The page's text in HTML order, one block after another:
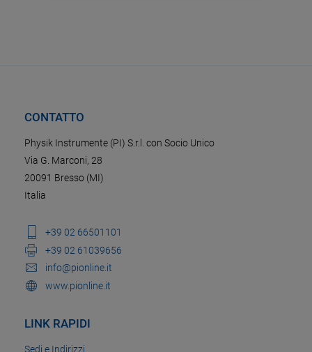
CONTATTO
Physik Instrumente (PI) S.r.l. con Socio Unico
Via G. Marconi, 28
20091 Bresso (MI)
Italia
+39 02 66501101
+39 02 61039656
info@pionline.it
www.pionline.it
LINK RAPIDI
Sedi e Indirizzi